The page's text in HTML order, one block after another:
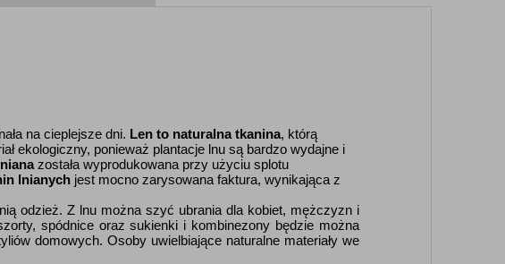
na cieplejsze dni. Len to naturalna tkanina, którą
ekologiczny, ponieważ plantacje lnu są bardzo wydajne i
została wyprodukowana przy użyciu splotu
lnianych jest mocno zarysowana faktura, wynikająca z
odzież. Z lnu można szyć ubrania dla kobiet, mężczyzn i
spódnice oraz sukienki i kombinezony będzie można
domowych. Osoby uwielbiające naturalne materiały we